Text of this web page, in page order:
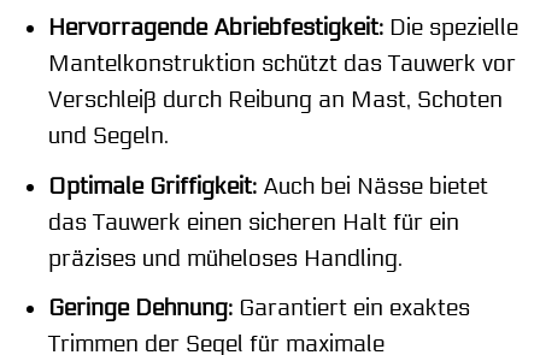
Hervorragende Abriebfestigkeit:Die spezielle
Mantelkonstruktion schützt das Tauwerk vor
Verschleiß durch Reibung an Mast, Schoten
und Segeln.
Optimale Griffigkeit:Auch bei Nässe bietet
das Tauwerk einen sicheren Halt für ein
präzises und müheloses Handling.
Geringe Dehnung:Garantiert ein exaktes
Trimmen der Segel für maximale